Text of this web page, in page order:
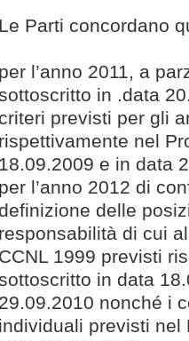
Le Parti concordano
per l’anno 2011, a
in .data
criteri previsti per gli
rispettivamente nel
18.09.2009 e in data
per l’anno 2012 di
delle
responsabilità di cui
CCNL 1999 previsti
in data
29.09.2010 nonché i
individuali previsti nel